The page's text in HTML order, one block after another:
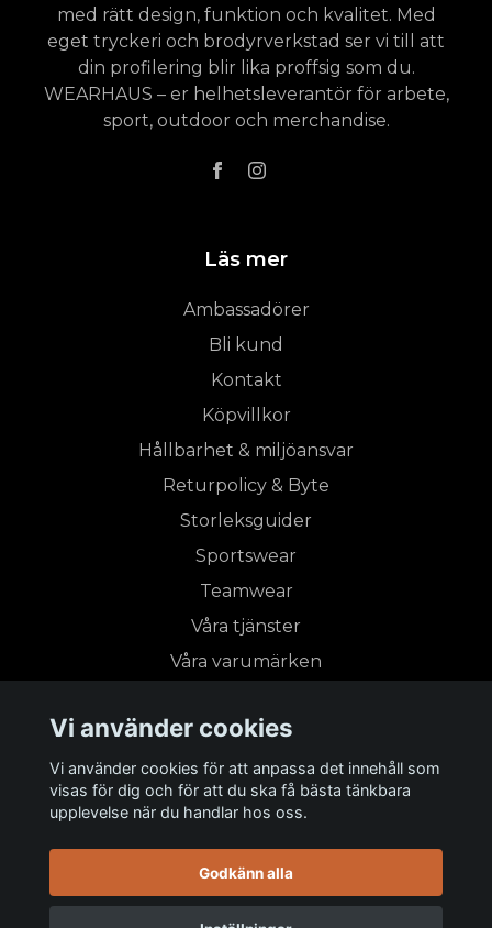
med rätt design, funktion och kvalitet. Med
eget tryckeri och brodyrverkstad ser vi till att
din profilering blir lika proffsig som du.
WEARHAUS – er helhetsleverantör för arbete,
sport, outdoor och merchandise.
Läs mer
Ambassadörer
Bli kund
Kontakt
Köpvillkor
Hållbarhet & miljöansvar
Returpolicy & Byte
Storleksguider
Sportswear
Teamwear
Våra tjänster
Våra varumärken
Prenumerera på vårt nyhetsbrev
Vi använder cookies
Vi använder cookies för att anpassa det innehåll som
visas för dig och för att du ska få bästa tänkbara
upplevelse när du handlar hos oss.
Godkänn alla